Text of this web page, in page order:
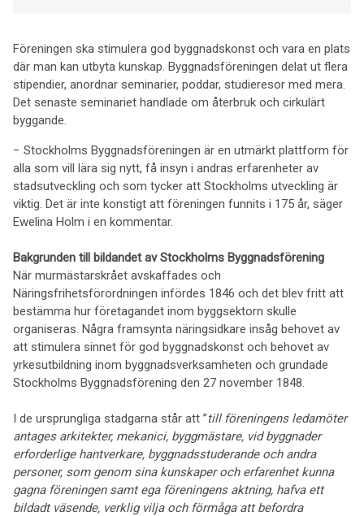
Föreningen ska stimulera god byggnadskonst och vara en plats
där man kan utbyta kunskap. Byggnadsföreningen delat ut flera
stipendier, anordnar seminarier, poddar, studieresor med mera.
Det senaste seminariet handlade om återbruk och cirkulärt
byggande.
− Stockholms Byggnadsföreningen är en utmärkt plattform för
alla som vill lära sig nytt, få insyn i andras erfarenheter av
stadsutveckling och som tycker att Stockholms utveckling är
viktig. Det är inte konstigt att föreningen funnits i 175 år, säger
Ewelina Holm i en kommentar.
Bakgrunden till bildandet av Stockholms Byggnadsförening
När murmästarskrået avskaffades och
Näringsfrihetsförordningen infördes 1846 och det blev fritt att
bestämma hur företagandet inom byggsektorn skulle
organiseras. Några framsynta näringsidkare insåg behovet av
att stimulera sinnet för god byggnadskonst och behovet av
yrkesutbildning inom byggnadsverksamheten och grundade
Stockholms Byggnadsförening den 27 november 1848.
I de ursprungliga stadgarna står att ”till föreningens ledamöter
antages arkitekter, mekanici, byggmästare, vid byggnader
erforderlige hantverkare, byggnadsstuderande och andra
personer, som genom sina kunskaper och erfarenhet kunna
gagna föreningen samt ega föreningens aktning, hafva ett
bildadt väsende, verklig vilja och förmåga att befordra